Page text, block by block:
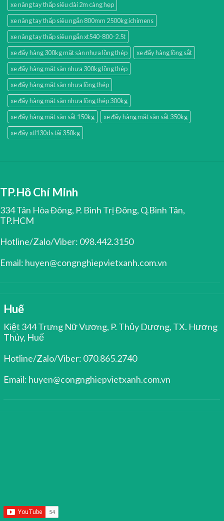
xe nâng tay thấp siêu dài 2m càng hẹp
xe nâng tay thấp siêu ngắn 800mm 2500kg ichimens
xe nâng tay thấp siêu ngắn xt540-800-2.5t
xe đẩy hàng 300kg mặt sàn nhựa lồng thép
xe đẩy hàng lồng sắt
xe đẩy hàng mặt sàn nhựa 300kg lồng thép
xe đẩy hàng mặt sàn nhựa lồng thép
xe đẩy hàng mặt sàn nhựa lồng thép 300kg
xe đẩy hàng mặt sàn sắt 150kg
xe đẩy hàng mặt sàn sắt 350kg
xe đẩy xtl130ds tải 350kg
TP.Hồ Chí Minh
334 Tân Hòa Đông, P. Bình Trị Đông, Q.Bình Tân,
TP.HCM
Hotline/Zalo/Viber: 098.442.3150
Email: huyen@congnghiepvietxanh.com.vn
Huế
Kiệt 344 Trưng Nữ Vương, P. Thủy Dương, TX. Hương
Thủy, Huế
Hotline/Zalo/Viber: 070.865.2740
Email: huyen@congnghiepvietxanh.com.vn